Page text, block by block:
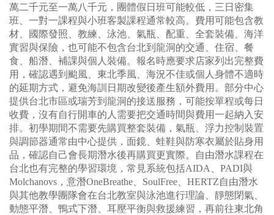
萬二千元至一萬八千元，團體假日班可能較低，三日密集
班、一對一課程與小班客製課程通常較高。費用可能包含教
材、國際發照、教練、泳池、氣瓶、配重、全套裝備、海洋
實習與保險，也可能不包含台北到龍洞的交通、住宿、餐
食、船潛、補課與個人裝備。報名時應要求店家列出完整費
用，確認遇到颱風、東北季風、海況不佳或個人身體不適時
的延期方式，避免海訓日期改變後產生額外費用。部分中心
提供台北市區或瑞芳到龍洞的接送服務，可能按單程或每日
收費，沒有自行開車的人需要把交通時間與費用一起納入安
排。初學期間不需要先購買整套裝備，氣瓶、浮力控制裝置
與調節器通常由中心提供，面鏡、蛙鞋與防寒衣屬於貼身用
品，確認自己會長期潛水後再購買更實際。自由潛水課程在
台北也有完整的學習環境，常見系統包括AIDA、PADI與
Molchanovs，意潛OneBreathe、SoulFree、HERTZ自由潛水
與其他教學團隊會在台北教室與泳池進行理論、靜態閉氣、
動態平潛、鴨式下潛、耳壓平衡與救援練習，再前往東北角